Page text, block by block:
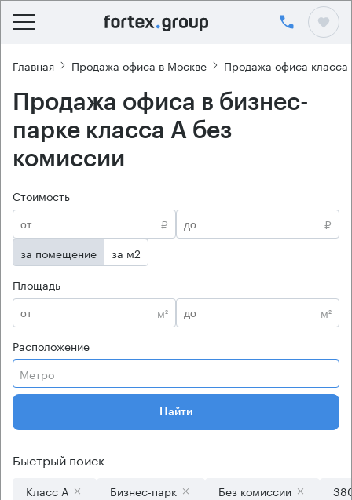
Главная Продажа офиса в Москве Продажа офиса класса
Продажа офиса в бизнес-
парке класса А без
комиссии
Стоимость
₽
₽
за помещение
за м2
Площадь
м²
м²
Расположение
Метро
Найти
Быстрый поиск
Класс А Бизнес-парк Без комиссии